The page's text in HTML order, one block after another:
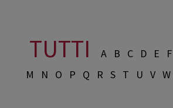
TUTTI A B C D E F
M
N O P Q R S T U V W